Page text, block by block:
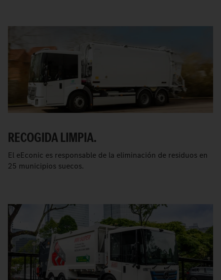
RECOGIDA LIMPIA.
El eEconic es responsable de la eliminación de residuos en
25 municipios suecos.